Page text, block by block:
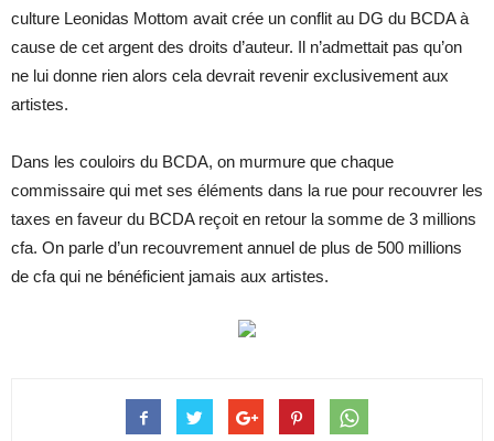
culture Leonidas Mottom avait crée un conflit au DG du BCDA à
cause de cet argent des droits d’auteur. Il n’admettait pas qu’on
ne lui donne rien alors cela devrait revenir exclusivement aux
artistes.
Dans les couloirs du BCDA, on murmure que chaque
commissaire qui met ses éléments dans la rue pour recouvrer les
taxes en faveur du BCDA reçoit en retour la somme de 3 millions
cfa. On parle d’un recouvrement annuel de plus de 500 millions
de cfa qui ne bénéficient jamais aux artistes.